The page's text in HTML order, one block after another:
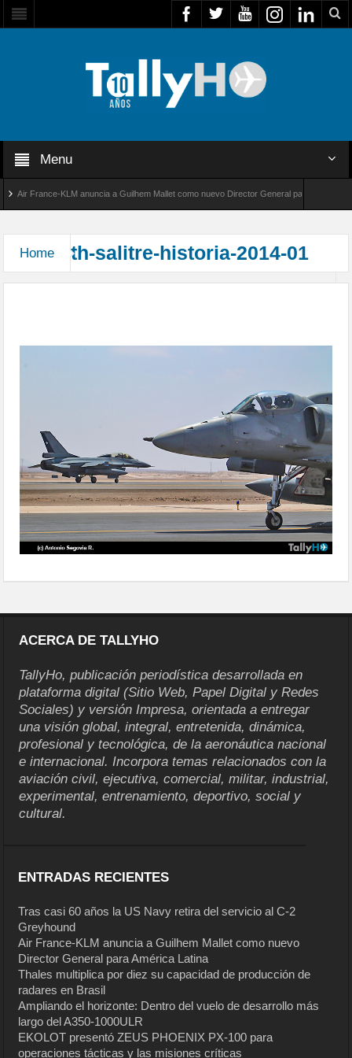
Menu
Air France-KLM anuncia a Guilhem Mallet como nuevo Director General para América
Home th-salitre-historia-2014-01
ACERCA DE TALLYHO
TallyHo, publicación periodística desarrollada en
plataforma digital (Sitio Web, Papel Digital y Redes
Sociales) y versión Impresa, orientada a entregar
una visión global, integral, entretenida, dinámica,
profesional y tecnológica, de la aeronáutica nacional
e internacional. Incorpora temas relacionados con la
aviación civil, ejecutiva, comercial, militar, industrial,
experimental, entrenamiento, deportivo, social y
cultural.
ENTRADAS RECIENTES
Tras casi 60 años la US Navy retira del servicio al C-2
Greyhound
Air France-KLM anuncia a Guilhem Mallet como nuevo
Director General para América Latina
Thales multiplica por diez su capacidad de producción de
radares en Brasil
Ampliando el horizonte: Dentro del vuelo de desarrollo más
largo del A350-1000ULR
EKOLOT presentó ZEUS PHOENIX PX-100 para
operaciones tácticas y las misiones críticas